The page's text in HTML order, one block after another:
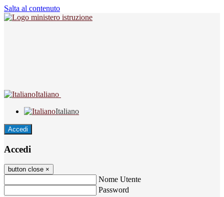
Salta al contenuto
Italiano
Italiano
Accedi
Accedi
button close ×
Nome Utente
Password